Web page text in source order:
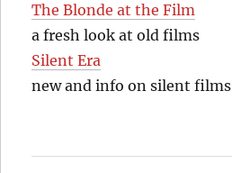
The Blonde at the Film
a fresh look at old films
Silent Era
new and info on silent films